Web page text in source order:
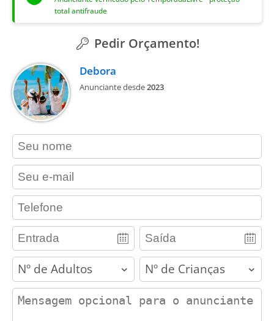
total antifraude
Pedir Orçamento!
Debora
Anunciante desde2023
contact_name
contact_email
contact_phone
adults children
contact_message